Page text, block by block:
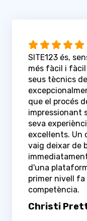
SITE123 és,
més fàcil i
seus tècnics
que el procés
impressionant
seva
excel·lents. Un
vaig deixar de
d'una
primer nivell fa
competència.
Christi